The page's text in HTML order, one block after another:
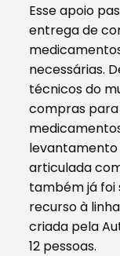
Esse apoio
entrega de
necessárias.
técnicos do
compras para
levantamento
articulada
também já foi
recurso à
criada pela
12 pessoas.